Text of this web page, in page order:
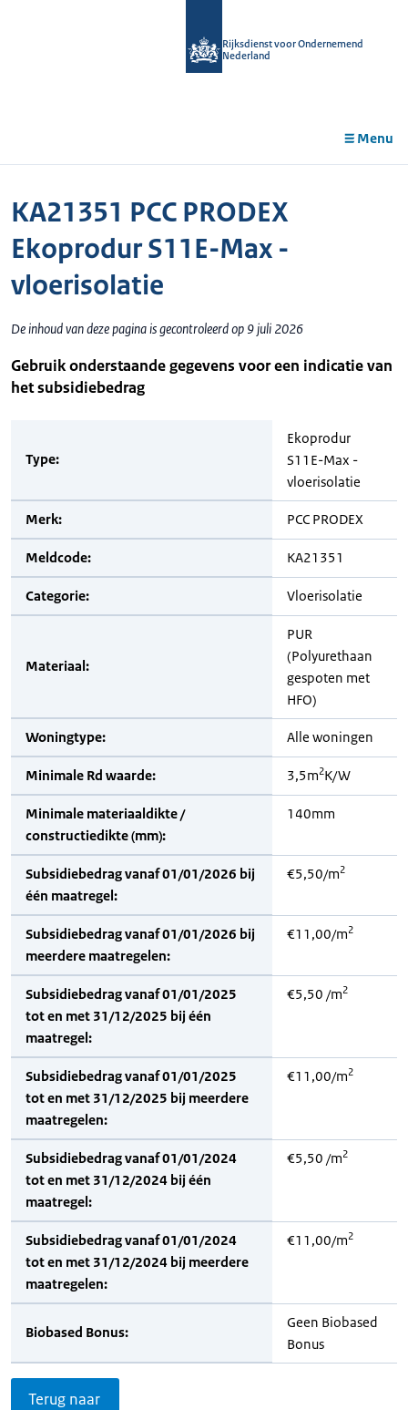
Rijksdienst voor Ondernemend
Nederland
Menu
KA21351 PCC PRODEX
Ekoprodur S11E-Max -
vloerisolatie
De inhoud van deze pagina is gecontroleerd op 9 juli 2026
Gebruik onderstaande gegevens voor een indicatie van
het subsidiebedrag
Type:
Ekoprodur
S11E-Max -
vloerisolatie
Merk: PCC PRODEX
Meldcode: KA21351
Categorie: Vloerisolatie
Materiaal:
PUR
(Polyurethaan
gespoten met
HFO)
Woningtype: Alle woningen
Minimale Rd waarde: 3,5m2K/W
Minimale materiaaldikte /
constructiedikte (mm):
140mm
Subsidiebedrag vanaf 01/01/2026 bij
één maatregel:
€5,50/m2
Subsidiebedrag vanaf 01/01/2026 bij
meerdere maatregelen:
€11,00/m2
Subsidiebedrag vanaf 01/01/2025
tot en met 31/12/2025 bij één
maatregel:
€5,50 /m2
Subsidiebedrag vanaf 01/01/2025
tot en met 31/12/2025 bij meerdere
maatregelen:
€11,00/m2
Subsidiebedrag vanaf 01/01/2024
tot en met 31/12/2024 bij één
maatregel:
€5,50 /m2
Subsidiebedrag vanaf 01/01/2024
tot en met 31/12/2024 bij meerdere
maatregelen:
€11,00/m2
Biobased Bonus:
Geen Biobased
Bonus
Terug naar